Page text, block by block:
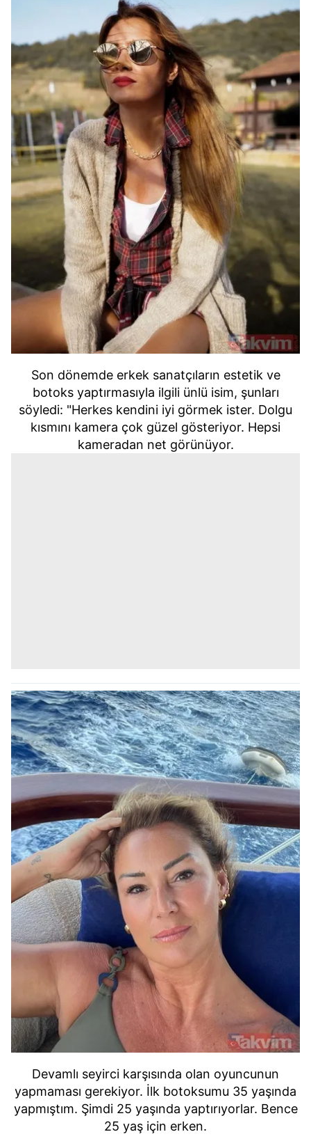
Son dönemde erkek sanatçıların estetik ve
botoks yaptırmasıyla ilgili ünlü isim, şunları
söyledi: "Herkes kendini iyi görmek ister. Dolgu
kısmını kamera çok güzel gösteriyor. Hepsi
kameradan net görünüyor.
Devamlı seyirci karşısında olan oyuncunun
yapmaması gerekiyor. İlk botoksumu 35 yaşında
yapmıştım. Şimdi 25 yaşında yaptırıyorlar. Bence
25 yaş için erken.